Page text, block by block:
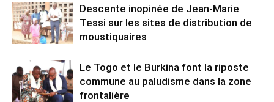
Descente inopinée de Jean-Marie
Tessi sur les sites de distribution de
moustiquaires
Le Togo et le Burkina font la riposte
commune au paludisme dans la zone
frontalière